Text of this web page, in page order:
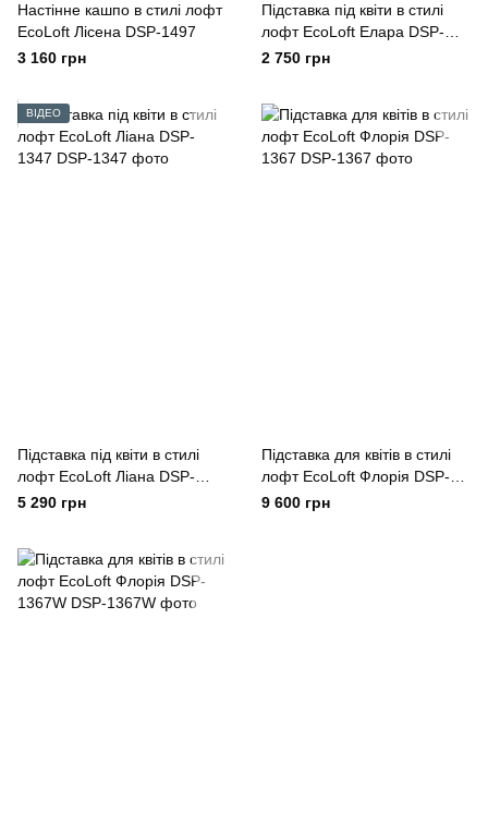
Настінне кашпо в стилі лофт
EcoLoft Лісена DSP-1497
3 160 грн
Підставка під квіти в стилі
лофт EcoLoft Елара DSP-
1279
2 750 грн
ВІДЕО
Підставка під квіти в стилі
лофт EcoLoft Ліана DSP-
1347
5 290 грн
Підставка для квітів в стилі
лофт EcoLoft Флорія DSP-
1367
9 600 грн